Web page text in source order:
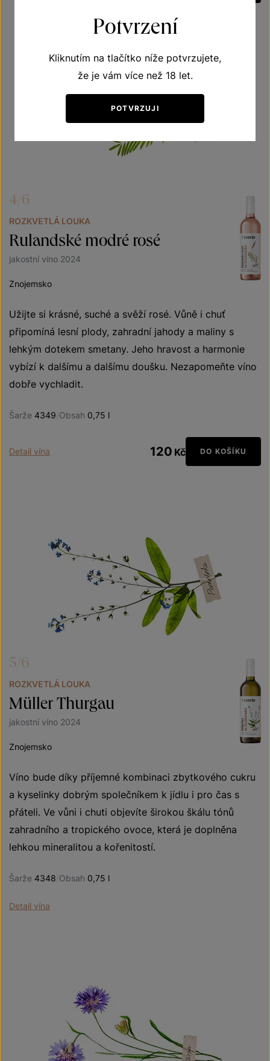
4/6
ROZKVETLÁ LOUKA
Rulandské modré rosé
jakostní víno 2024
Znojemsko
Užijte si krásné, suché a svěží rosé. Vůně i chuť
připomíná lesní plody, zahradní jahody a maliny s
lehkým dotekem smetany. Jeho hravost a harmonie
vybízí k dalšímu a dalšímu doušku. Nezapomeňte víno
dobře vychladit.
Šarže 4349/Obsah 0,75 l
Detail vína 120 Kč DO KOŠÍKU
5/6
ROZKVETLÁ LOUKA
Müller Thurgau
jakostní víno 2024
Znojemsko
Víno bude díky příjemné kombinaci zbytkového cukru
a kyselinky dobrým společníkem k jídlu i pro čas s
přáteli. Ve vůni i chuti objevíte širokou škálu tónů
zahradního a tropického ovoce, která je doplněna
lehkou mineralitou a kořenitostí.
Šarže 4348/Obsah 0,75 l
Detail vína
Potvrzení
Kliknutím na tlačítko níže potvrzujete,
že je vám více než 18 let.
POTVRZUJI